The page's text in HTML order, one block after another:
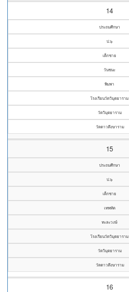
14
ประถมศึกษา
ป.๖
เด็กชาย
วันชนะ
พิมพา
โรงเรียนวัดวิมุตยาราม
วัดวิมุตยาราม
วัดดาวดึงษาราม
15
ประถมศึกษา
ป.๖
เด็กชาย
เทพทัต
ทะละวงษ์
โรงเรียนวัดวิมุตยาราม
วัดวิมุตยาราม
วัดดาวดึงษาราม
16